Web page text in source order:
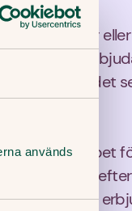
används
med 26 år
som är 26 år
kostnad.
har tagit det
i Alltid öppet
cirka ett år
via länken i